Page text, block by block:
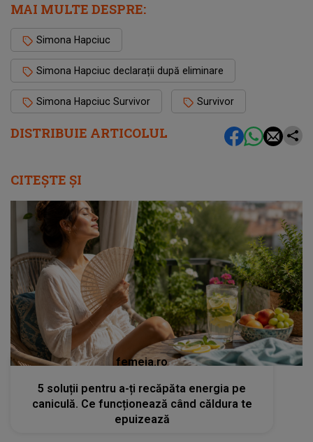
DISTRIBUIE ARTICOLUL
MAI MULTE DESPRE:
Simona Hapciuc
Simona Hapciuc declarații după eliminare
Simona Hapciuc Survivor Survivor
CITEȘTE ȘI
femeia.ro
5 soluții pentru a-ți recăpăta energia pe
caniculă. Ce funcționează când căldura te
epuizează